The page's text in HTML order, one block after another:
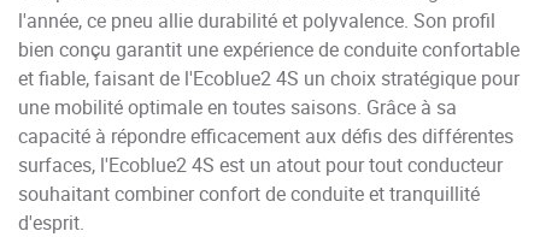
l'année, ce pneu allie durabilité et polyvalence. Son profil
bien conçu garantit une expérience de conduite confortable
et fiable, faisant de l'Ecoblue2 4S un choix stratégique pour
une mobilité optimale en toutes saisons. Grâce à sa
capacité à répondre efficacement aux défis des différentes
surfaces, l'Ecoblue2 4S est un atout pour tout conducteur
souhaitant combiner confort de conduite et tranquillité
d'esprit.